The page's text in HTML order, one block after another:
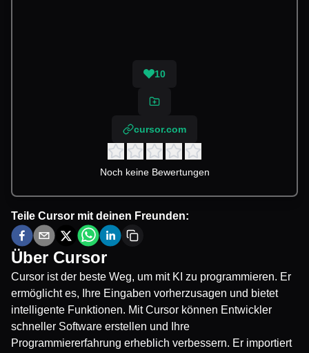
10
cursor.com
Noch keine Bewertungen
Teile Cursor mit deinen Freunden:
Über Cursor
Cursor ist der beste Weg, um mit KI zu programmieren. Er
ermöglicht es, Ihre Eingaben vorherzusagen und bietet
intelligente Funktionen. Mit Cursor können Entwickler
schneller Software erstellen und Ihre
Programmiererfahrung erheblich verbessern. Er importiert